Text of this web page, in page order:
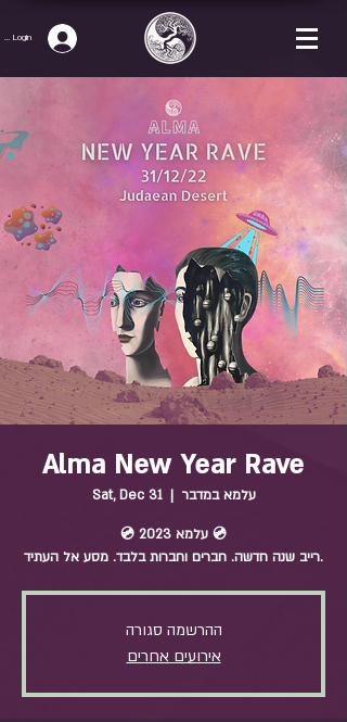
/ Login
Alma New Year Rave
Sat, Dec 31
  |
עלמא במדבר
💿 עלמא 2023 💿
רייב שנה חדשה. חברים וחברות בלבד. מסע אל העתיד.
ההרשמה סגורה
אירועים אחרים